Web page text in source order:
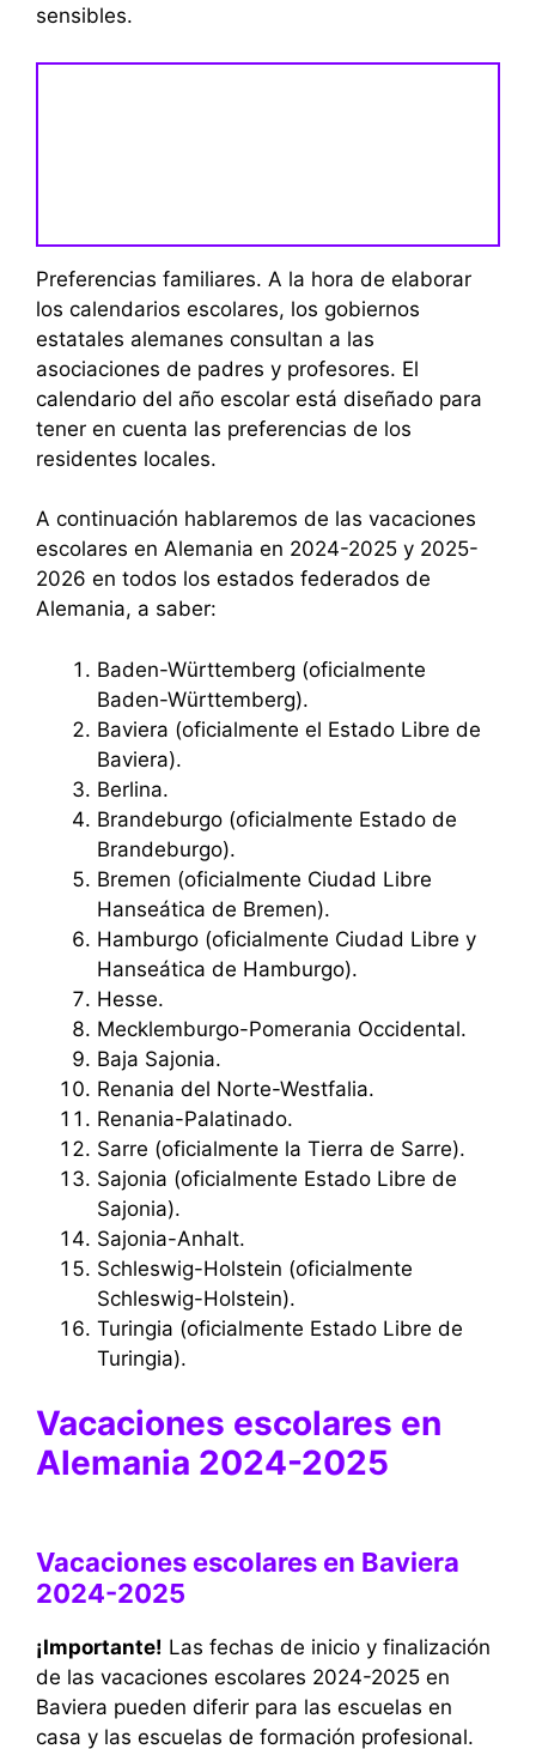
sensibles.
Preferencias familiares. A la hora de elaborar
los calendarios escolares, los gobiernos
estatales alemanes consultan a las
asociaciones de padres y profesores. El
calendario del año escolar está diseñado para
tener en cuenta las preferencias de los
residentes locales.
A continuación hablaremos de las vacaciones
escolares en Alemania en 2024-2025 y 2025-
2026 en todos los estados federados de
Alemania, a saber:
Baden-Württemberg (oficialmente
Baden-Württemberg).
Baviera (oficialmente el Estado Libre de
Baviera).
Berlina.
Brandeburgo (oficialmente Estado de
Brandeburgo).
Bremen (oficialmente Ciudad Libre
Hanseática de Bremen).
Hamburgo (oficialmente Ciudad Libre y
Hanseática de Hamburgo).
Hesse.
Mecklemburgo-Pomerania Occidental.
Baja Sajonia.
Renania del Norte-Westfalia.
Renania-Palatinado.
Sarre (oficialmente la Tierra de Sarre).
Sajonia (oficialmente Estado Libre de
Sajonia).
Sajonia-Anhalt.
Schleswig-Holstein (oficialmente
Schleswig-Holstein).
Turingia (oficialmente Estado Libre de
Turingia).
Vacaciones escolares en
Alemania 2024-2025
Vacaciones escolares en Baviera
2024-2025
¡Importante! Las fechas de inicio y finalización
de las vacaciones escolares 2024-2025 en
Baviera pueden diferir para las escuelas en
casa y las escuelas de formación profesional.